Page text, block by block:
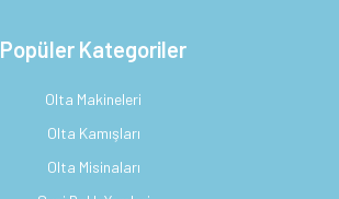
Popüler Kategoriler
Olta Makineleri
Olta Kamışları
Olta Misinaları